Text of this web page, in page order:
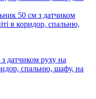
датчиком руху на
спальню, шафу, на